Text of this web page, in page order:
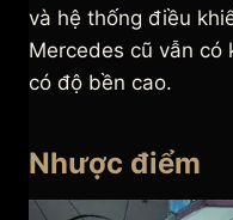
và hệ thống điều
Mercedes cũ vẫn có
có độ bền cao.
Nhược điểm